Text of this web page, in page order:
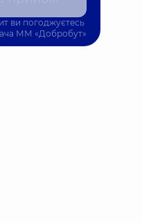
ви погоджуєтесь
ММ «Добробут»